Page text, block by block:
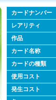
カードナンバー
レアリティ
作品
カード名称
カードの種類
使用コスト
発生コスト